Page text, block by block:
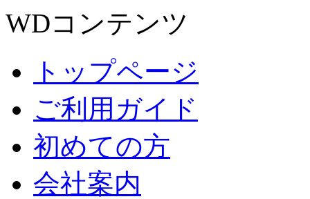
WDコンテンツ
トップページ
ご利用ガイド
初めての方
会社案内